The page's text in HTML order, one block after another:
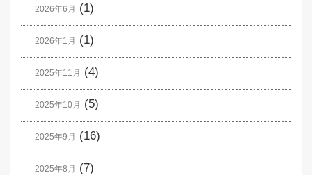
2026年6月 (1)
2026年1月 (1)
2025年11月 (4)
2025年10月 (5)
2025年9月 (16)
2025年8月 (7)